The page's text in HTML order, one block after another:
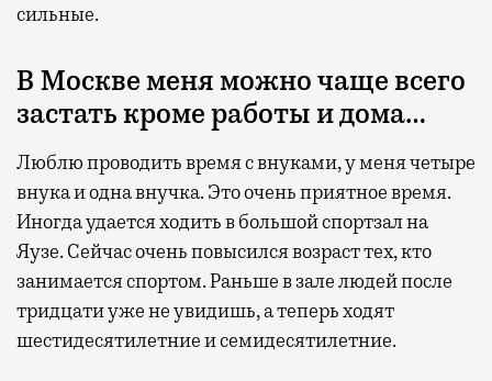
сильные.
В Москве меня можно чаще всего
застать кроме работы и дома…
Люблю проводить время с внуками, у меня четыре
внука и одна внучка. Это очень приятное время.
Иногда удается ходить в большой спортзал на
Яузе. Сейчас очень повысился возраст тех, кто
занимается спортом. Раньше в зале людей после
тридцати уже не увидишь, а теперь ходят
шестидесятилетние и семидесятилетние.